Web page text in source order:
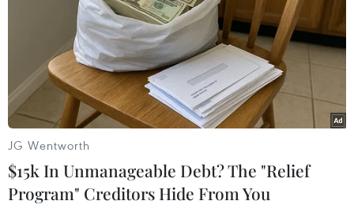
Mạng lưới Đổi mới sáng tạo và
Khởi nghiệp Đại học và Cao đẳng
Việt Nam (VNEI) và Hiệp hội các
trường Cao đẳng và Đại học
Canada (CICan) vừa ký thỏa
thuận hợp tác thúc đẩy hoạt động
đổi mới sáng tạo.
(TTXVN/Vietnam+)
JG Wentworth
$15k In Unmanageable Debt? The "Relief
Program" Creditors Hide From You